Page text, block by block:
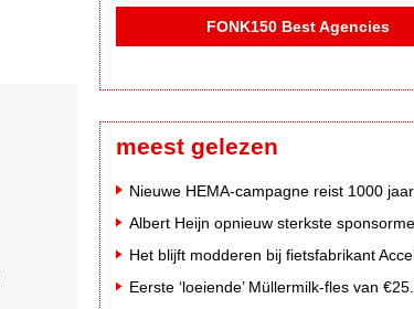
FONK150 Best Agencies
meest gelezen